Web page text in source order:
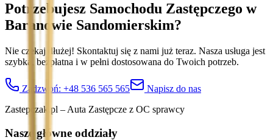
Potrzebujesz Samochodu Zastępczego w
Baranowie Sandomierskim?
Nie czekaj dłużej! Skontaktuj się z nami już teraz. Nasza usługa jest
szybka, bezpłatna i w pełni dostosowana do Twoich potrzeb.
Zadzwoń: +48 536 565 565
Napisz do nas
Zastepczak.pl – Auta Zastępcze z OC sprawcy
Nasze główne oddziały